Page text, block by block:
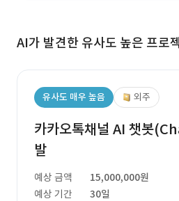
AI가 발견한 유사도 높은 프로
유사도 매우 높음 외주
카카오톡채널 AI 챗봇
발
예상 금액
15,000,000원
예상 기간
30일